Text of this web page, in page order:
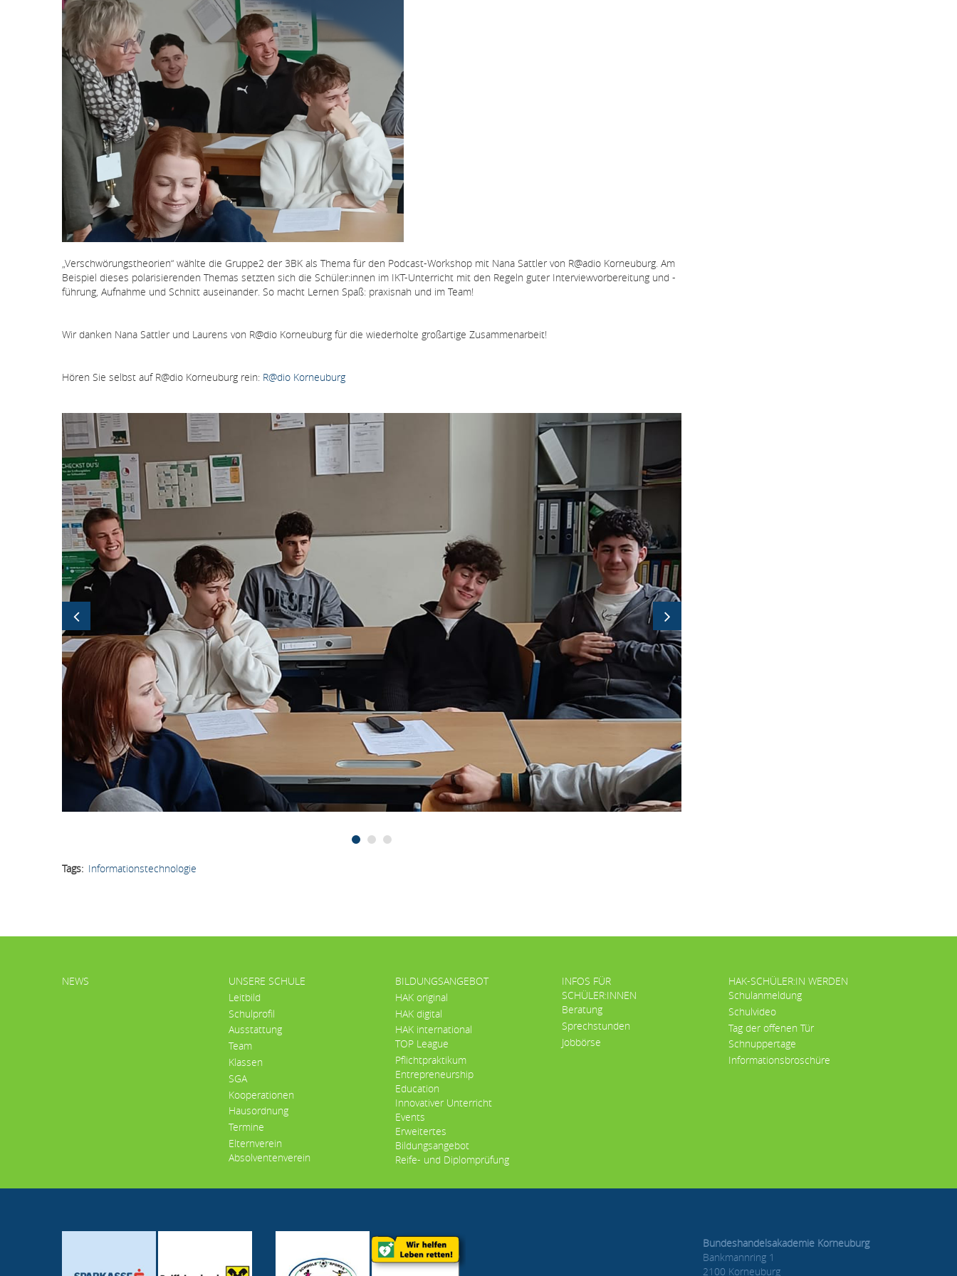
„Verschwörungstheorien“ wählte die Gruppe2 der 3BK als Thema für den Podcast-Workshop mit Nana Sattler von R@adio Korneuburg. Am
Beispiel dieses polarisierenden Themas setzten sich die Schüler:innen im IKT-Unterricht mit den Regeln guter Interviewvorbereitung und -
führung, Aufnahme und Schnitt auseinander. So macht Lernen Spaß: praxisnah und im Team!
Wir danken Nana Sattler und Laurens von R@dio Korneuburg für die wiederholte großartige Zusammenarbeit!
Hören Sie selbst auf R@dio Korneuburg rein: R@dio Korneuburg
Bildergallerie
Tags Informationstechnologie
HAUPTMENÜ
NEWS
UNSERE SCHULE
Leitbild
Schulprofil
Ausstattung
Team
Klassen
SGA
Kooperationen
Hausordnung
Termine
Elternverein
Absolventenverein
BILDUNGSANGEBOT
HAK original
HAK digital
HAK international
TOP League
Pflichtpraktikum
Entrepreneurship
Education
Innovativer Unterricht
Events
Erweitertes
Bildungsangebot
Reife- und Diplomprüfung
INFOS FÜR
SCHÜLER:INNEN
Beratung
Sprechstunden
Jobbörse
HAK-SCHÜLER:IN WERDEN
Schulanmeldung
Schulvideo
Tag der offenen Tür
Schnuppertage
Informationsbroschüre
Bundeshandelsakademie Korneuburg
Bankmannring 1
2100 Korneuburg